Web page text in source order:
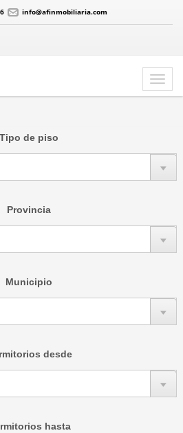
info@afinmobiliaria.com
Tipo de piso
Provincia
Municipio
desde
hasta